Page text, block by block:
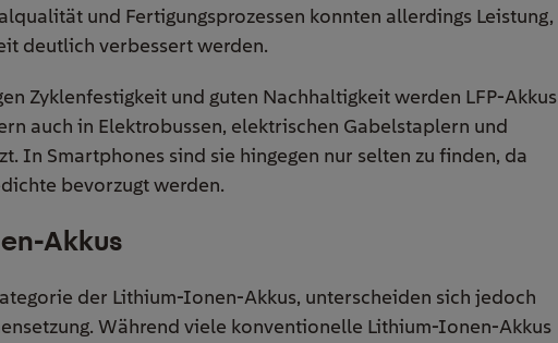
und Fertigungsprozessen konnten allerdings Leistung,
deutlich verbessert werden.
Zyklenfestigkeit und guten Nachhaltigkeit werden LFP-Akkus
auch in Elektrobussen, elektrischen Gabelstaplern und
In Smartphones sind sie hingegen nur selten zu finden, da
bevorzugt werden.
Akkus
der Lithium-Ionen-Akkus, unterscheiden sich jedoch
Während viele konventionelle Lithium-Ionen-Akkus